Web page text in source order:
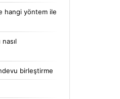
hangi yöntem ile
birleştirme